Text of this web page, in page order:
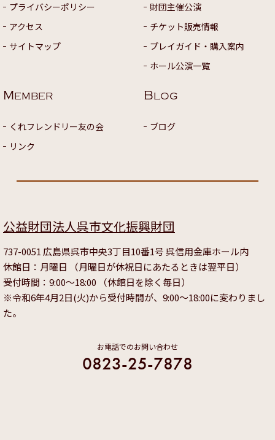
プライバシーポリシー
アクセス
サイトマップ
財団主催公演
チケット販売情報
プレイガイド・購入案内
ホール公演一覧
MEMBER
くれフレンドリー友の会
リンク
BLOG
ブログ
公益財団法人呉市文化振興財団
737-0051 広島県呉市中央3丁目10番1号 呉信用金庫ホール内
休館日：月曜日 （月曜日が休祝日にあたるときは翌平日）
受付時間：9:00～18:00 （休館日を除く毎日）
※令和6年4月2日(火)から受付時間が、9:00～18:00に変わりまし
た。
お電話でのお問い合わせ
0823-25-7878